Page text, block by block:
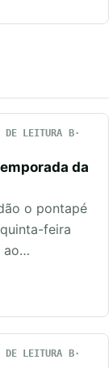
LEITURA
da
o pontapé
feira
ao…
LEITURA